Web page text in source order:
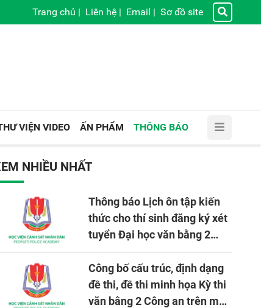
Trang chủ | Liên hệ | Email | Sơ đồ site
VIỆN VIDEO ẤN PHẨM THÔNG BÁO
NHIỀU NHẤT
Thông báo Lịch ôn tập kiến
thức cho thí sinh đăng ký xét
tuyển Đại học văn bằng 2
tuyển mới, mở tại Học viện
CSND năm học 2026 - 2027
Công bố cấu trúc, định dạng
đề thi, đề thi minh họa Kỳ thi
văn bằng 2 Công an trên máy